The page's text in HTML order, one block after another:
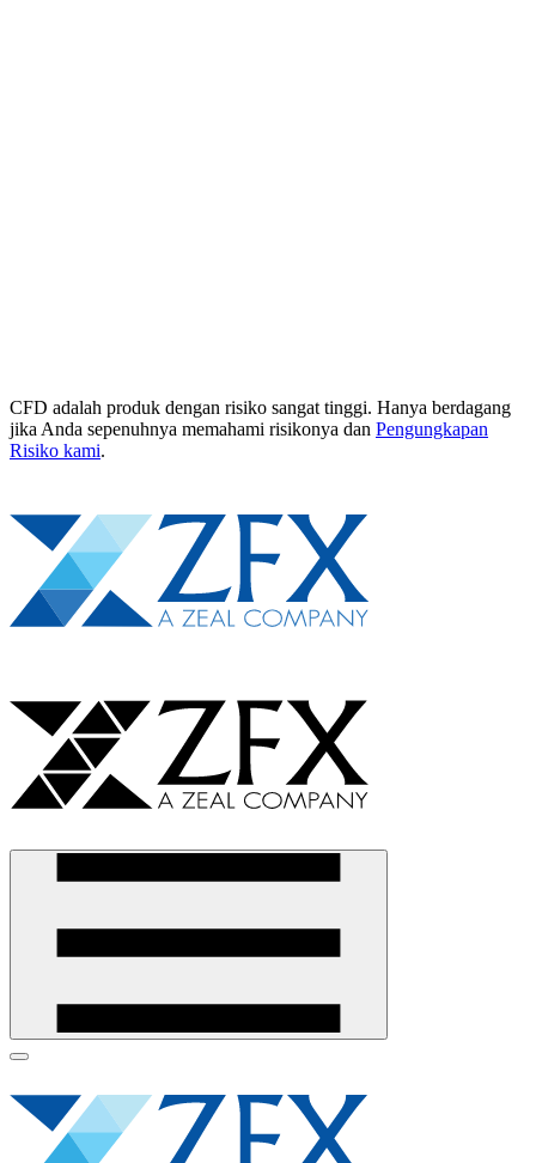
CFD adalah produk dengan risiko sangat tinggi. Hanya berdagang
jika Anda sepenuhnya memahami risikonya dan Pengungkapan
Risiko kami.